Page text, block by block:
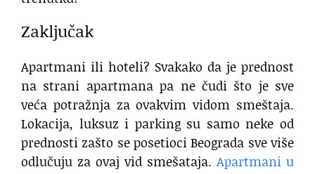
Zaključak
Apartmani ili hoteli? Svakako da je prednost
na strani apartmana pa ne čudi što je sve
veća potražnja za ovakvim vidom smeštaja.
Lokacija, luksuz i parking su samo neke od
prednosti zašto se posetioci Beograda sve više
odlučuju za ovaj vid smešataja. Apartmani u